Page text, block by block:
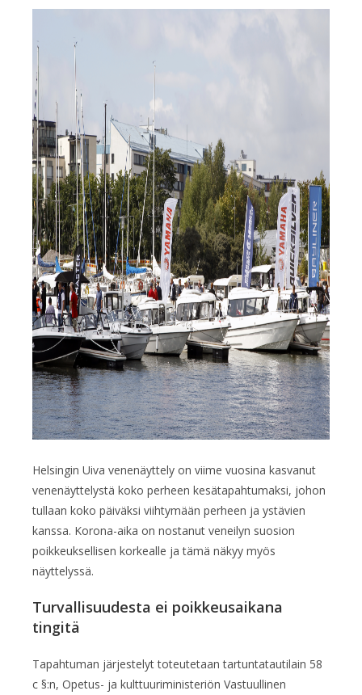
Helsingin Uiva venenäyttely on viime vuosina kasvanut
venenäyttelystä koko perheen kesätapahtumaksi, johon
tullaan koko päiväksi viihtymään perheen ja ystävien
kanssa. Korona-aika on nostanut veneilyn suosion
poikkeuksellisen korkealle ja tämä näkyy myös
näyttelyssä.
Turvallisuudesta ei poikkeusaikana
tingitä
Tapahtuman järjestelyt toteutetaan tartuntatautilain 58
c §:n, Opetus- ja kulttuuriministeriön Vastuullinen